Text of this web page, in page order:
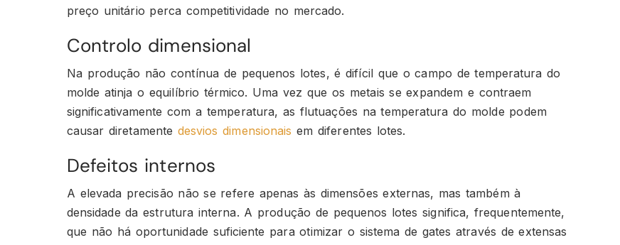
preço unitário perca competitividade no mercado.
Controlo dimensional
Na produção não contínua de pequenos lotes, é difícil que o campo de temperatura do
molde atinja o equilíbrio térmico. Uma vez que os metais se expandem e contraem
significativamente com a temperatura, as flutuações na temperatura do molde podem
causar diretamente desvios dimensionais em diferentes lotes.
Defeitos internos
A elevada precisão não se refere apenas às dimensões externas, mas também à
densidade da estrutura interna. A produção de pequenos lotes significa, frequentemente,
que não há oportunidade suficiente para otimizar o sistema de gates através de extensas